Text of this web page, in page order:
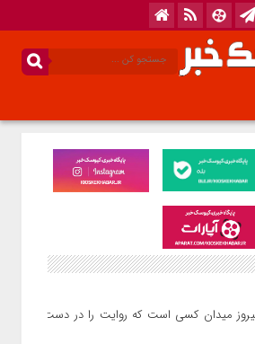
پیروز میدان کسی است که روایت را در دست